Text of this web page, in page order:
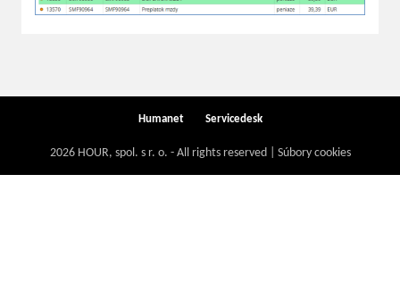
2026 HOUR, spol. s r. o. - All rights reserved | Súbory cookies
Humanet Servicedesk